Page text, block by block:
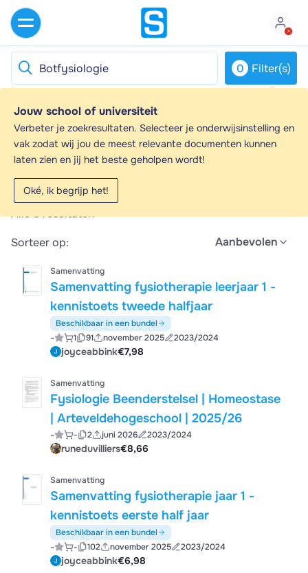
0 Filter(s)
Jouw school of universiteit
Verbeter je zoekresultaten. Selecteer je onderwijsinstelling en
vak zodat wij jou de meest relevante documenten kunnen
laten zien en jij het beste geholpen wordt!
Oké, ik begrijp het!
Botfysiologie - Samenvattingen en
Aantekeningen
Op zoek naar een samenvatting over Botfysiologie? Op
deze pagina vind je 8 samenvattingen over
Botfysiologie.
Alle8resultaten
Sorteer op:
Aanbevolen
Samenvatting
Samenvatting fysiotherapie leerjaar 1 -
kennistoets tweede halfjaar
Beschikbaar in een bundel
- 1 91 november 2025 2023/2024
joyceabbink€7,98
Samenvatting
Fysiologie Beenderstelsel | Homeostase
| Arteveldehogeschool | 2025/26
- - 2 juni 2026 2023/2024
runeduvilliers€8,66
Samenvatting
Samenvatting fysiotherapie jaar 1 -
kennistoets eerste half jaar
Beschikbaar in een bundel
- - 102 november 2025 2023/2024
joyceabbink€6,98